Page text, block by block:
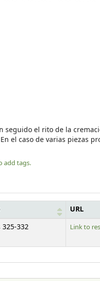
seguido el rito de la
el caso de varias piezas
add tags.
URL
325-332 Link to